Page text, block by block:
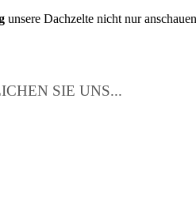
unsere Dachzelte nicht nur
SIE UNS...